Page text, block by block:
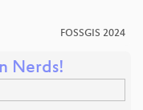
FOSSGIS 2024
Nerds!